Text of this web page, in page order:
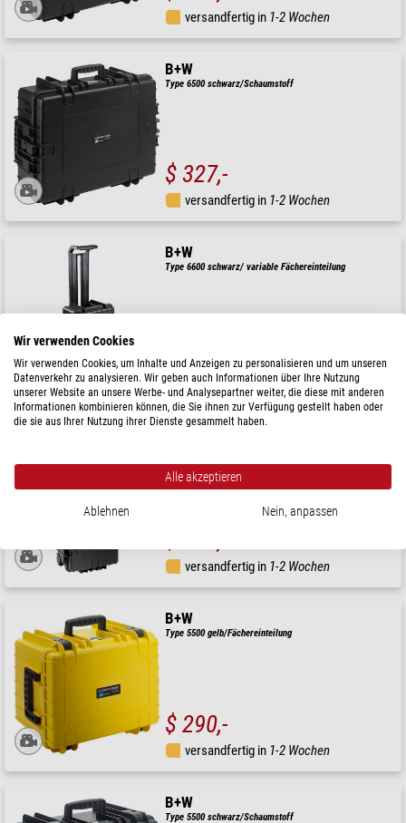
versandfertig in 1-2 Wochen
B+W
Type 6500 schwarz/Schaumstoff
$ 327,-
versandfertig in 1-2 Wochen
B+W
Type 6600 schwarz/ variable Fächereinteilung
$ 318,-
versandfertig in1-2 Wochen
versandfertig in 1-2 Wochen
B+W
Type 5500 gelb/Fächereinteilung
$ 290,-
versandfertig in 1-2 Wochen
B+W
Type 5500 schwarz/Schaumstoff
Wir verwenden Cookies
Wir verwenden Cookies, um Inhalte und Anzeigen zu personalisieren und um unseren
Datenverkehr zu analysieren. Wir geben auch Informationen über Ihre Nutzung
unserer Website an unsere Werbe- und Analysepartner weiter, die diese mit anderen
Informationen kombinieren können, die Sie ihnen zur Verfügung gestellt haben oder
die sie aus Ihrer Nutzung ihrer Dienste gesammelt haben.
Alle akzeptieren
Ablehnen Nein, anpassen